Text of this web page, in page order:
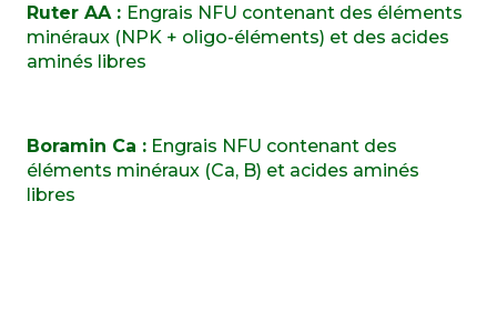
Ruter AA : Engrais NFU contenant des éléments
minéraux (NPK + oligo-éléments) et des acides
aminés libres
Boramin Ca : Engrais NFU contenant des
éléments minéraux (Ca, B) et acides aminés
libres